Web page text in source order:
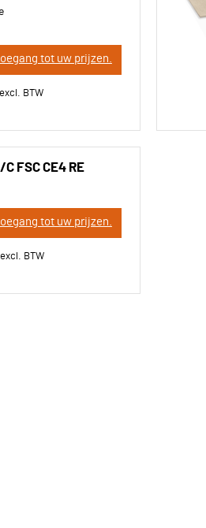
tot uw prijzen.
FSC CE4 RE
tot uw prijzen.